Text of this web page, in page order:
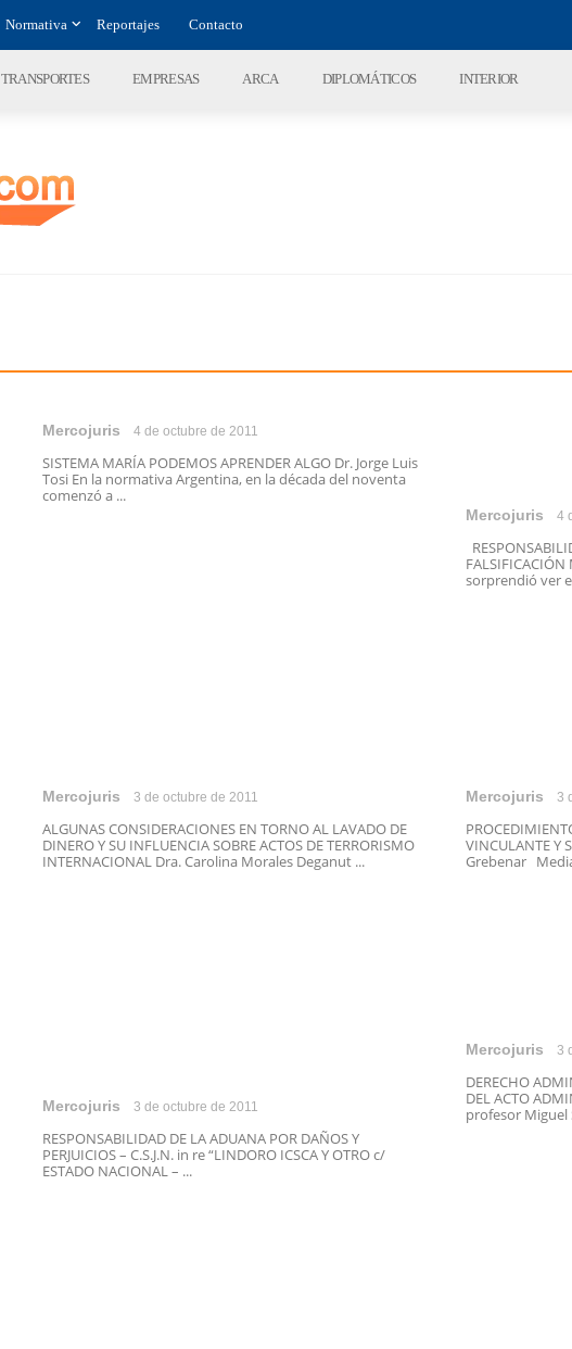
Normativa Reportajes Contacto
TRANSPORTES EMPRESAS ARCA DIPLOMÁTICOS INTERIOR
Mercojuris 4 de octubre de 2011
SISTEMA MARÍA PODEMOS APRENDER ALGO Dr. Jorge Luis
Tosi En la normativa Argentina, en la década del noventa
comenzó a ...
Mercojuris 4
sorprendió ver
Mercojuris 3 de octubre de 2011
ALGUNAS CONSIDERACIONES EN TORNO AL LAVADO DE
DINERO Y SU INFLUENCIA SOBRE ACTOS DE TERRORISMO
INTERNACIONAL Dra. Carolina Morales Deganut ...
Mercojuris 3
VINCULANTE Y
Grebenar
Mercojuris 3 de octubre de 2011
RESPONSABILIDAD DE LA ADUANA POR DAÑOS Y
PERJUICIOS – C.S.J.N. in re “LINDORO ICSCA Y OTRO c/
ESTADO NACIONAL – ...
Mercojuris 3
DERECHO
DEL ACTO
profesor Miguel